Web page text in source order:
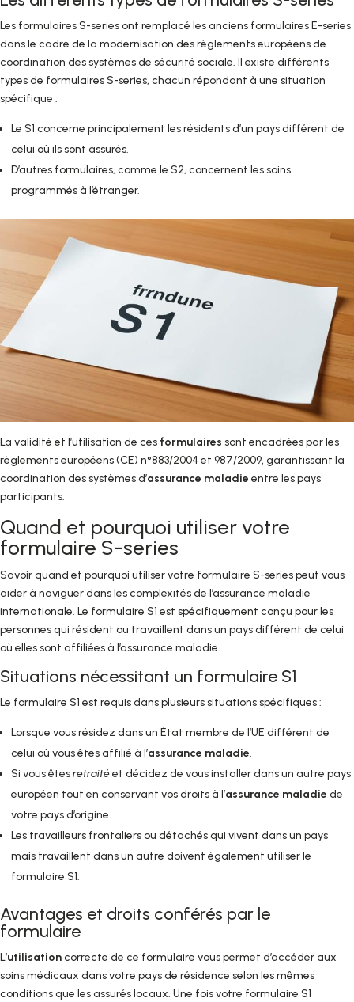
Les formulaires S-series ont remplacé les anciens formulaires E-series
dans le cadre de la modernisation des règlements européens de
coordination des systèmes de sécurité sociale. Il existe différents
types de formulaires S-series, chacun répondant à une situation
spécifique :
Le S1 concerne principalement les résidents d’un pays différent de
celui où ils sont assurés.
D’autres formulaires, comme le S2, concernent les soins
programmés à l’étranger.
La validité et l’utilisation de ces formulaires sont encadrées par les
règlements européens (CE) n°883/2004 et 987/2009, garantissant la
coordination des systèmes d’assurance maladie entre les pays
participants.
Quand et pourquoi utiliser votre
formulaire S-series
Savoir quand et pourquoi utiliser votre formulaire S-series peut vous
aider à naviguer dans les complexités de l’assurance maladie
internationale. Le formulaire S1 est spécifiquement conçu pour les
personnes qui résident ou travaillent dans un pays différent de celui
où elles sont affiliées à l’assurance maladie.
Situations nécessitant un formulaire S1
Le formulaire S1 est requis dans plusieurs situations spécifiques :
Lorsque vous résidez dans un État membre de l’UE différent de
celui où vous êtes affilié à l’assurance maladie.
Si vous êtesretraitéet décidez de vous installer dans un autre pays
européen tout en conservant vos droits à l’assurance maladie de
votre pays d’origine.
Les travailleurs frontaliers ou détachés qui vivent dans un pays
mais travaillent dans un autre doivent également utiliser le
formulaire S1.
Avantages et droits conférés par le
formulaire
L’utilisationcorrecte de ce formulaire vous permet d’accéder aux
soins médicaux dans votre pays de résidence selon les mêmes
conditions que les assurés locaux. Une fois votre formulaire S1